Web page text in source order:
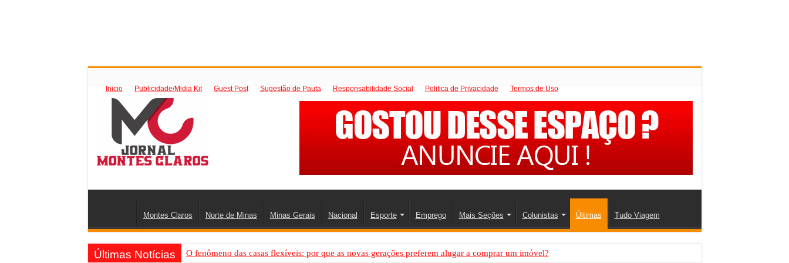
Inicio Publicidade/Midia Kit Guest Post Sugestão de Pauta Responsabilidade Social Politica de Privacidade Termos de Uso
Montes Claros Norte de Minas Minas Gerais Nacional Esporte Emprego Mais Seções Colunistas Últimas Tudo Viagem
Últimas Notícias O fenômeno das casas flexíveis: por que as novas gerações preferem alugar a comprar um imóvel?